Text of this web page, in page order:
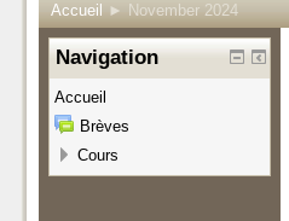
Accueil ► November 2024
Navigation
Accueil
Brèves
Cours